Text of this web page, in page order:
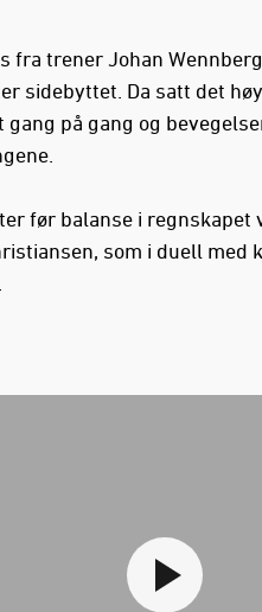
fra trener Johan
sidebyttet. Da satt det
på gang og
før balanse i regnskapet
som i duell med